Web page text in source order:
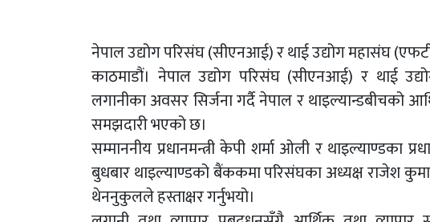
नेपाल उद्योग परिसंघ (सीएनआई) र थाई उद्योग महासंघ
काठमाडौं। नेपाल उद्योग परिसंघ (सीएनआई) र थाई
लगानीका अवसर सिर्जना गर्दै नेपाल र थाइल्यान्डबीचको
समझदारी भएको छ।
सम्माननीय प्रधानमन्त्री केपी शर्मा ओली र थाइल्याण्डका
बुधबार थाइल्याण्डको बैंककमा परिसंघका अध्यक्ष राजेश
थेननुकुलले हस्ताक्षर गर्नुभयो।